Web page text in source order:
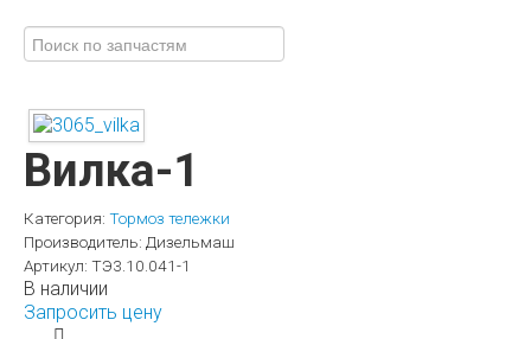
Вилка-1
Категория: Тормоз тележки
Производитель: Дизельмаш
Артикул: ТЭ3.10.041-1
В наличии
Запросить цену